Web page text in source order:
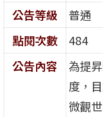
公告等級
普通
點閱次數
484
公告內容
為提
度，
微觀